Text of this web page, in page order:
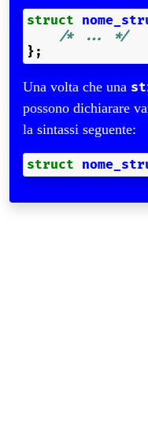
struct
/* ... */
};
Una volta che una
possono dichiarare
la sintassi seguente:
struct